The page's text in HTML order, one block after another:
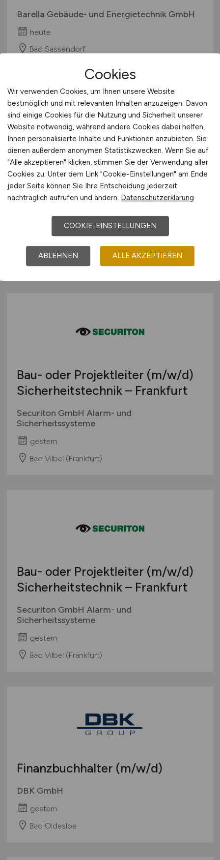
Barella Gebäude- und Energietechnik GmbH
heute
Bad Sassendorf
Oberarzt(m/w/d)Akut-
Psychiatrie & Psychotherapie -
Klinik für Seelische Gesundheit
Medizinisches Zentrum für Gesundheit Bad
Lippspringe GmbH
heute
Bad Lippspringe
Bau- oder Projektleiter (m/w/d)
Sicherheitstechnik – Frankfurt
Securiton GmbH Alarm- und
Sicherheitssysteme
gestern
Bad Vilbel (Frankfurt)
Bau- oder Projektleiter (m/w/d)
Sicherheitstechnik – Frankfurt
Securiton GmbH Alarm- und
Sicherheitssysteme
gestern
Bad Vilbel (Frankfurt)
Finanzbuchhalter (m/w/d)
DBK GmbH
gestern
Bad Oldesloe
Cookies
Wir verwenden Cookies, um Ihnen unsere Website
bestmöglich und mit relevanten Inhalten anzuzeigen. Davon
sind einige Cookies für die Nutzung und Sicherheit unserer
Website notwendig, während andere Cookies dabei helfen,
Ihnen personalisierte Inhalte und Funktionen anzubieten. Sie
dienen außerdem anonymen Statistikzwecken. Wenn Sie auf
"Alle akzeptieren" klicken, stimmen Sie der Verwendung aller
Cookies zu. Unter dem Link "Cookie-Einstellungen" am Ende
jeder Seite können Sie Ihre Entscheidung jederzeit
nachträglich aufrufen und ändern. Datenschutzerklärung
COOKIE-EINSTELLUNGEN
ABLEHNEN ALLE AKZEPTIEREN